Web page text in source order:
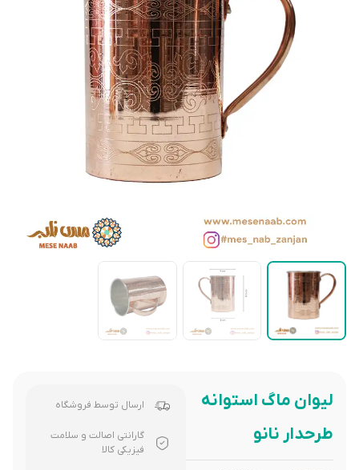
لیوان ماگ استوانه
طرحدار نانو
ارسال توسط فروشگاه
گارانتی اصالت و سلامت
فیزیکی کالا